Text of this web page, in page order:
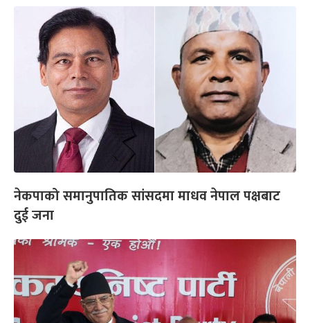
नेकपाको समानुपातिक सांसदमा माधव नेपाल पक्षबाट
दुई जना